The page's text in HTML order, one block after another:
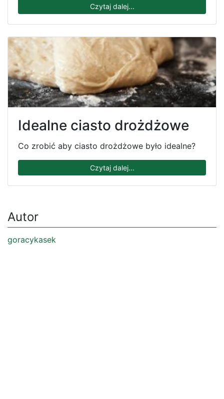
Czytaj dalej...
Idealne ciasto drożdżowe
Co zrobić aby ciasto drożdżowe było idealne?
Czytaj dalej...
Autor
goracykasek